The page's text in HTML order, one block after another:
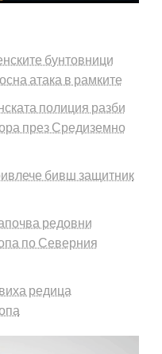
бунтовници
атака в рамките
полиция разби
през Средиземно
бивш защитник
редовни
по Северния
редица